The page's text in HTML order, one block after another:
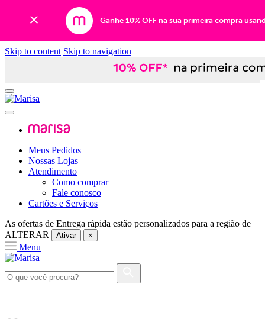
Ganhe 10% OFF na sua primeira compra
Skip to content Skip to navigation
Meus Pedidos
Nossas Lojas
Atendimento
Como comprar
Fale conosco
Cartões e Serviços
As ofertas de Entrega rápida estão personalizados para a região de
ALTERAR
Ativar ×
Menu